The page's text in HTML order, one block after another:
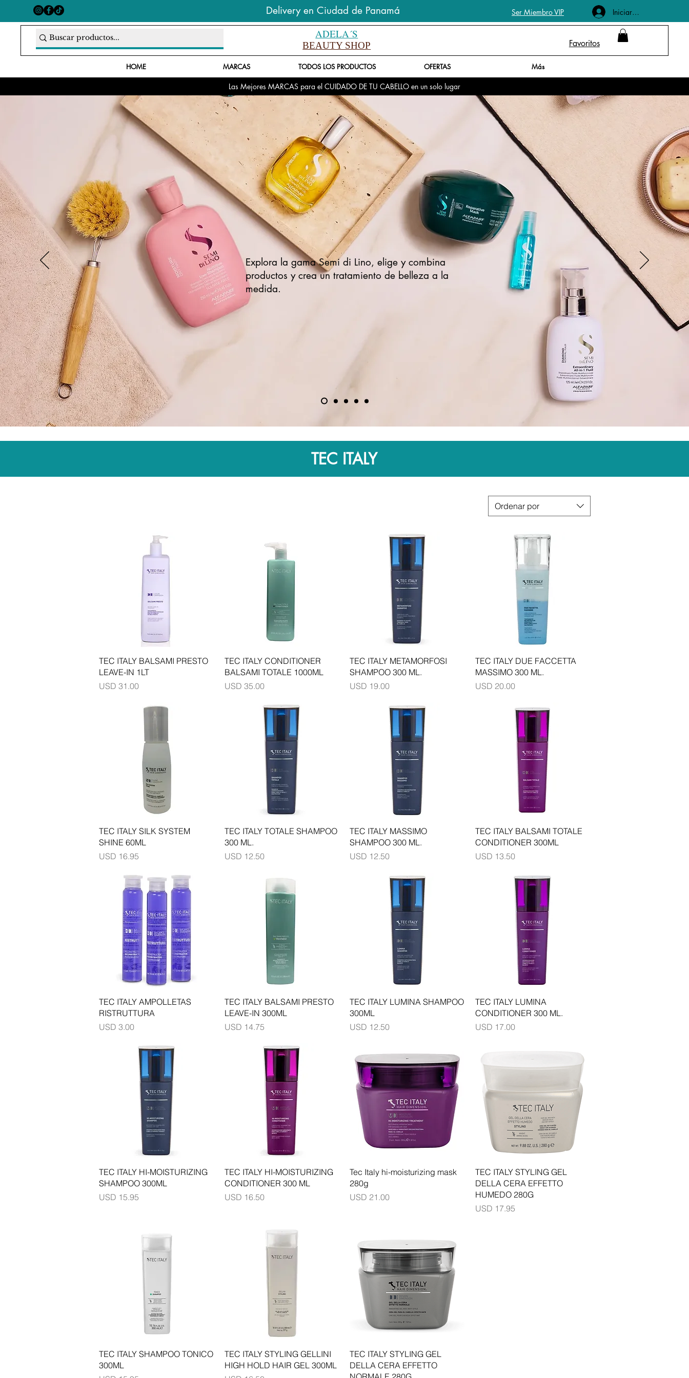
Delivery en Ciudad de Panamá Ser Miembro VIP Iniciar sesión
ADELA´S
BEAUTY SHOP Favoritos
Las Mejores MARCAS para el CUIDADO DE TU CABELLO en un solo lugar
HOME MARCAS TODOS LOS PRODUCTOS OFERTAS Más
Explora la gama Semi di Lino, elige y combina
productos y crea un tratamiento de belleza a la
medida.
TEC ITALY
Ordenar por
Vista rápida
TEC ITALY BALSAMI PRESTO
LEAVE-IN 1LT
Precio
USD 31.00
Vista rápida
TEC ITALY CONDITIONER
BALSAMI TOTALE 1000ML
Precio
USD 35.00
Vista rápida
TEC ITALY METAMORFOSI
SHAMPOO 300 ML.
Precio
USD 19.00
Vista rápida
TEC ITALY DUE FACCETTA
MASSIMO 300 ML.
Precio
USD 20.00
Vista rápida
TEC ITALY SILK SYSTEM
SHINE 60ML
Precio
USD 16.95
Vista rápida
TEC ITALY TOTALE SHAMPOO
300 ML.
Precio
USD 12.50
Vista rápida
TEC ITALY MASSIMO
SHAMPOO 300 ML.
Precio
USD 12.50
Vista rápida
TEC ITALY BALSAMI TOTALE
CONDITIONER 300ML
Precio
USD 13.50
Vista rápida
TEC ITALY AMPOLLETAS
RISTRUTTURA
Precio
USD 3.00
Vista rápida
TEC ITALY BALSAMI PRESTO
LEAVE-IN 300ML
Precio
USD 14.75
Vista rápida
TEC ITALY LUMINA SHAMPOO
300ML
Precio
USD 12.50
Vista rápida
TEC ITALY LUMINA
CONDITIONER 300 ML.
Precio
USD 17.00
Vista rápida
TEC ITALY HI-MOISTURIZING
SHAMPOO 300ML
Precio
USD 15.95
Vista rápida
TEC ITALY HI-MOISTURIZING
CONDITIONER 300 ML
Precio
USD 16.50
Vista rápida
Tec Italy hi-moisturizing mask
280g
Precio
USD 21.00
Vista rápida
TEC ITALY STYLING GEL
DELLA CERA EFFETTO
HUMEDO 280G
Precio
USD 17.95
Vista rápida
TEC ITALY SHAMPOO TONICO
300ML
Vista rápida
TEC ITALY STYLING GELLINI
HIGH HOLD HAIR GEL 300ML
Vista rápida
TEC ITALY STYLING GEL
DELLA CERA EFFETTO